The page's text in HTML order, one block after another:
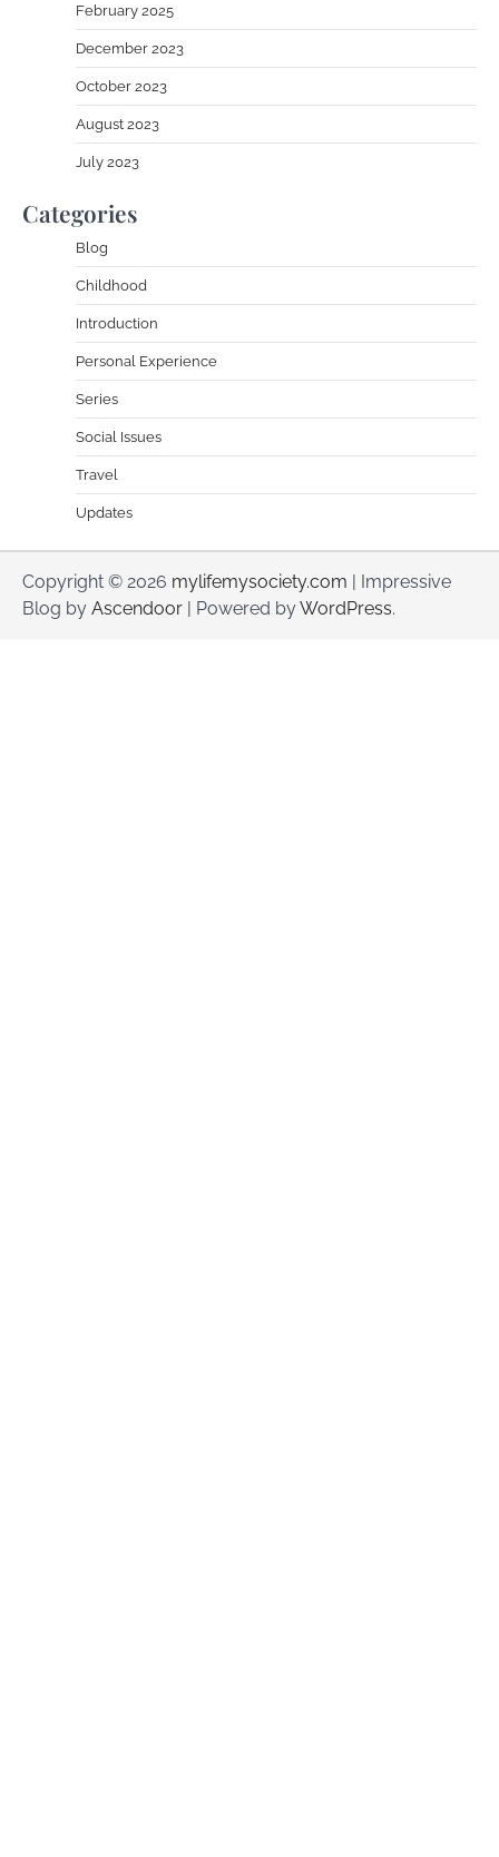
February 2025
December 2023
October 2023
August 2023
July 2023
Categories
Blog
Childhood
Introduction
Personal Experience
Series
Social Issues
Travel
Updates
Copyright © 2026 mylifemysociety.com | Impressive
Blog by Ascendoor | Powered byWordPress.